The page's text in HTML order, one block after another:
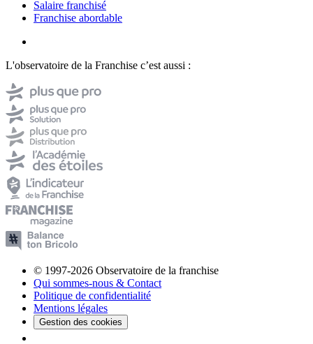
Salaire franchisé
Franchise abordable
L'observatoire de la Franchise c’est aussi :
© 1997-2026 Observatoire de la franchise
Qui sommes-nous & Contact
Politique de confidentialité
Mentions légales
Gestion des cookies